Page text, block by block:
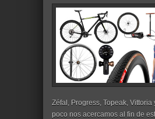
Zéfal, Progress, Topeak,
poco nos acercamos al fin de